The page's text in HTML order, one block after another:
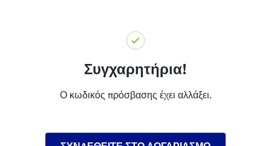
Συγχαρητήρια!
Ο κωδικός πρόσβασης έχει αλλάξει.